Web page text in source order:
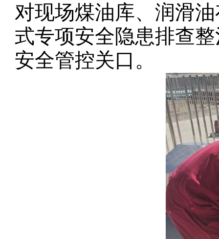
对现场煤油库、润滑
式专项安全隐患排查
安全管控关口。